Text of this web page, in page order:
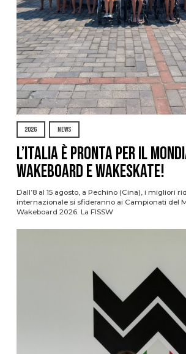
2026 NEWS
L’Italia è pronta per il
Wakeboard e Wakeskate!
Dall’8 al 15 agosto, a Pechino (Cina), i migliori
internazionale si sfideranno ai Campionati del
Wakeboard 2026. La FISSW